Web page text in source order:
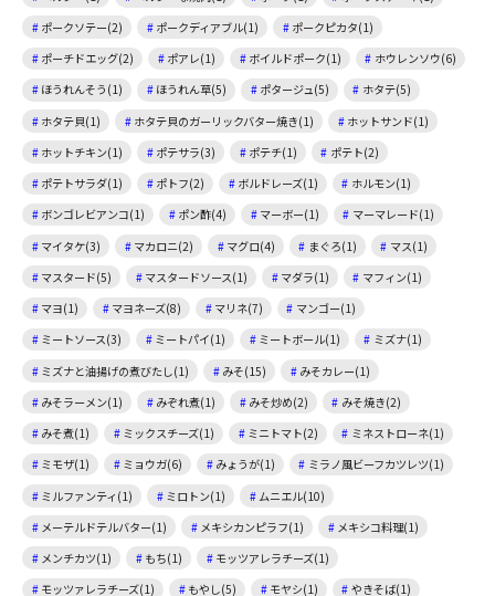
ポークソテー(2)
ポークディアブル(1)
ポークピカタ(1)
ポーチドエッグ(2)
ポアレ(1) ボイルドポーク(1)
ホウレンソウ(6)
ほうれんそう(1)
ほうれん草(5) ポタージュ(5)
ホタテ(5)
ホタテ貝(1)
ホタテ貝のガーリックバター焼き(1)
ホットサンド(1)
ホットチキン(1)
ポテサラ(3) ポテチ(1)
ポテト(2)
ポテトサラダ(1)
ポトフ(2) ボルドレーズ(1)
ホルモン(1)
ボンゴレビアンコ(1)
ポン酢(4) マーボー(1)
マーマレード(1)
マイタケ(3)
マカロニ(2) マグロ(4) まぐろ(1)
マス(1)
マスタード(5)
マスタードソース(1) マダラ(1)
マフィン(1)
マヨ(1)
マヨネーズ(8) マリネ(7)
マンゴー(1)
ミートソース(3)
ミートパイ(1) ミートボール(1)
ミズナ(1)
ミズナと油揚げの煮びたし(1)
みそ(15)
みそカレー(1)
みそラーメン(1)
みぞれ煮(1) みそ炒め(2)
みそ焼き(2)
みそ煮(1)
ミックスチーズ(1) ミニトマト(2)
ミネストローネ(1)
ミモザ(1)
ミョウガ(6) みょうが(1)
ミラノ風ビーフカツレツ(1)
ミルファンティ(1)
ミロトン(1)
ムニエル(10)
メーテルドテルバター(1)
メキシカンピラフ(1)
メキシコ料理(1)
メンチカツ(1)
もち(1)
モッツアレラチーズ(1)
モッツァレラチーズ(1)
もやし(5) モヤシ(1)
やきそば(1)